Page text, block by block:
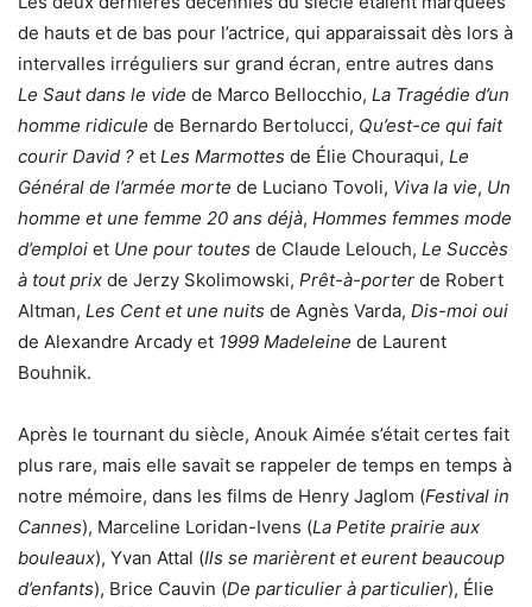
de hauts et de bas pour l’actrice, qui apparaissait dès lors à
intervalles irréguliers sur grand écran, entre autres dans
Le Saut dans le vide de Marco Bellocchio, La Tragédie d’un
homme ridicule de Bernardo Bertolucci, Qu’est-ce qui fait
courir David ? et Les Marmottes de Élie Chouraqui, Le
Général de l’armée morte de Luciano Tovoli, Viva la vie, Un
homme et une femme 20 ans déjà, Hommes femmes mode
d’emploi et Une pour toutes de Claude Lelouch, Le Succès
à tout prix de Jerzy Skolimowski, Prêt-à-porter de Robert
Altman, Les Cent et une nuits de Agnès Varda, Dis-moi oui
de Alexandre Arcady et 1999 Madeleine de Laurent
Bouhnik.
Après le tournant du siècle, Anouk Aimée s’était certes fait
plus rare, mais elle savait se rappeler de temps en temps à
notre mémoire, dans les films de Henry Jaglom (Festival in
Cannes), Marceline Loridan-Ivens (La Petite prairie aux
bouleaux), Yvan Attal (Ils se marièrent et eurent beaucoup
d’enfants), Brice Cauvin (De particulier à particulier), Élie